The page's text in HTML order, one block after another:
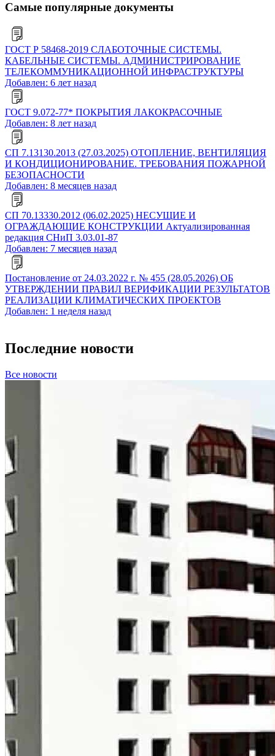
Самые популярные документы
ГОСТ Р 58468-2019 СЛАБОТОЧНЫЕ СИСТЕМЫ.
КАБЕЛЬНЫЕ СИСТЕМЫ. АДМИНИСТРИРОВАНИЕ
ТЕЛЕКОММУНИКАЦИОННОЙ ИНФРАСТРУКТУРЫ
Добавлен: 6 лет назад
ГОСТ 9.072-77* ПОКРЫТИЯ ЛАКОКРАСОЧНЫЕ
Добавлен: 8 лет назад
СП 7.13130.2013 (27.03.2025) ОТОПЛЕНИЕ, ВЕНТИЛЯЦИЯ
И КОНДИЦИОНИРОВАНИЕ. ТРЕБОВАНИЯ ПОЖАРНОЙ
БЕЗОПАСНОСТИ
Добавлен: 8 месяцев назад
СП 70.13330.2012 (06.02.2025) НЕСУЩИЕ И
ОГРАЖДАЮЩИЕ КОНСТРУКЦИИ Актуализированная
редакция СНиП 3.03.01-87
Добавлен: 7 месяцев назад
Постановление от 24.03.2022 г. № 455 (28.05.2026) ОБ
УТВЕРЖДЕНИИ ПРАВИЛ ВЕРИФИКАЦИИ РЕЗУЛЬТАТОВ
РЕАЛИЗАЦИИ КЛИМАТИЧЕСКИХ ПРОЕКТОВ
Добавлен: 1 неделя назад
Последние новости
Все новости